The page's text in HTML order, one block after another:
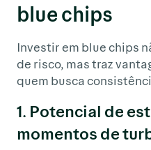
blue chips
Investir em blue chips
de risco, mas traz
quem busca
1. Potencial de
momentos de